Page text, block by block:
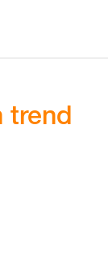
trend